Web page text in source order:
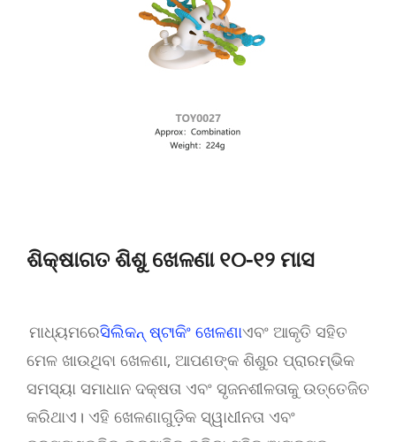
ଶିକ୍ଷାଗତ ଶିଶୁ ଖେଳଣା ୧୦-୧୨ ମାସ
ମାଧ୍ୟମରେସିଲିକନ୍ ଷ୍ଟାକିଂ ଖେଳଣାଏବଂ ଆକୃତି ସହିତ
ମେଳ ଖାଉଥିବା ଖେଳଣା, ଆପଣଙ୍କ ଶିଶୁର ପ୍ରାରମ୍ଭିକ
ସମସ୍ୟା ସମାଧାନ ଦକ୍ଷତା ଏବଂ ସୃଜନଶୀଳତାକୁ ଉତ୍ତେଜିତ
କରିଥାଏ। ଏହି ଖେଳଣାଗୁଡ଼ିକ ସ୍ୱାଧୀନତା ଏବଂ